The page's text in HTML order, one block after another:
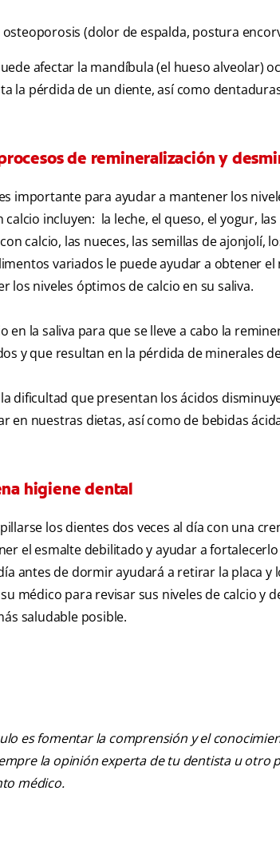
(dolor de espalda, postura
afectar la mandíbula (el hueso alveolar)
la pérdida de un diente, así como
de remineralización y
importante para ayudar a mantener los
incluyen: la leche, el queso, el yogur,
calcio, las nueces, las semillas de ajonjolí,
variados le puede ayudar a obtener
los niveles óptimos de calcio en su saliva.
en la saliva para que se lleve a cabo la
y que resultan en la pérdida de minerales
dificultad que presentan los ácidos
en nuestras dietas, así como de bebidas
higiene dental
los dientes dos veces al día con una
el esmalte debilitado y ayudar a
antes de dormir ayudará a retirar la placa
médico para revisar sus niveles de calcio
saludable posible.
es fomentar la comprensión y el
la opinión experta de tu dentista u
médico.